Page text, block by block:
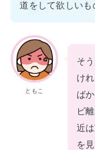
道をして欲しいも
ともこ
そ
け
ば
ビ
近
を